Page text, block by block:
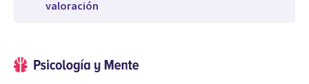
valoración